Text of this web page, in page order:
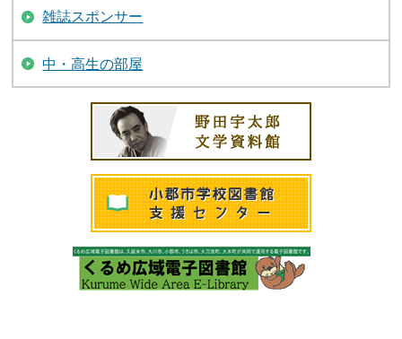
雑誌スポンサー
中・高生の部屋